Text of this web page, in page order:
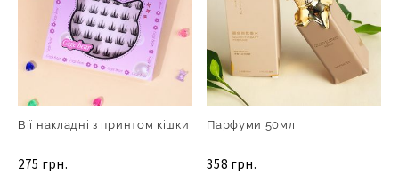
Вії накладні з принтом кішки
275 грн.
Парфуми 50мл
358 грн.